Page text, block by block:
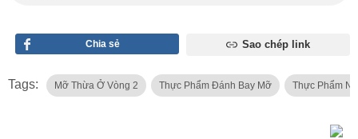
Chia sẻ Sao chép link
Tags: Mỡ Thừa Ở Vòng 2 Thực Phẩm Đánh Bay Mỡ Thực Phẩm